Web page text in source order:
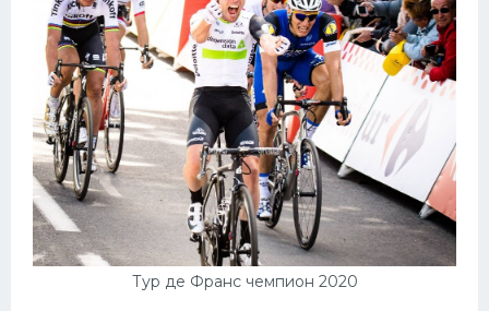
Тур де Франс чемпион 2020